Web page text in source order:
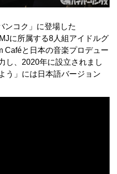
ンコク」に登場した
に所属する8人組アイドルグ
Caféと日本の音楽プロデュー
し、2020年に設立されまし
う」には日本語バージョン